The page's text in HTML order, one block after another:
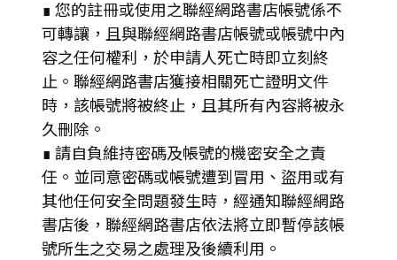
∎ 您的註冊或使用之聯經網路書店帳號係不
可轉讓，且與聯經網路書店帳號或帳號中內
容之任何權利，於申請人死亡時即立刻終
止。聯經網路書店獲接相關死亡證明文件
時，該帳號將被終止，且其所有內容將被永
久刪除。
∎ 請自負維持密碼及帳號的機密安全之責
任。並同意密碼或帳號遭到冒用、盜用或有
其他任何安全問題發生時，經通知聯經網路
書店後，聯經網路書店依法將立即暫停該帳
號所生之交易之處理及後續利用。